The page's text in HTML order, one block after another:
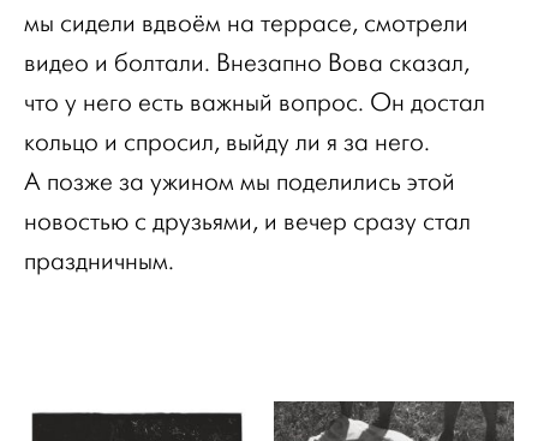
мы сидели вдвоём на террасе, смотрели
видео и болтали. Внезапно Вова сказал,
что у него есть важный вопрос. Он достал
кольцо и спросил, выйду ли я за него.
А позже за ужином мы поделились этой
новостью с друзьями, и вечер сразу стал
праздничным.